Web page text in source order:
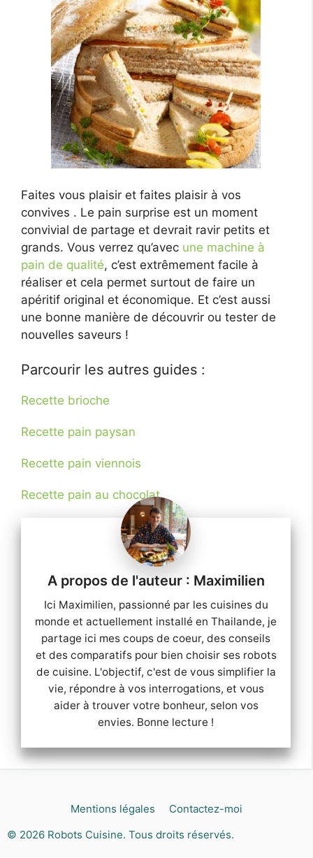
Faites vous plaisir et faites plaisir à vos
convives . Le pain surprise est un moment
convivial de partage et devrait ravir petits et
grands. Vous verrez qu’avec une machine à
pain de qualité, c’est extrêmement facile à
réaliser et cela permet surtout de faire un
apéritif original et économique. Et c’est aussi
une bonne manière de découvrir ou tester de
nouvelles saveurs !
Parcourir les autres guides :
Recette brioche
Recette pain paysan
Recette pain viennois
Recette pain au chocolat
Maximilien
Ici Maximilien, passionné par les cuisines du
monde et actuellement installé en Thailande, je
partage ici mes coups de coeur, des conseils
et des comparatifs pour bien choisir ses robots
de cuisine. L'objectif, c'est de vous simplifier la
vie, répondre à vos interrogations, et vous
aider à trouver votre bonheur, selon vos
envies. Bonne lecture !
Mentions légales
Contactez-moi
© 2026 Robots Cuisine. Tous droits réservés.